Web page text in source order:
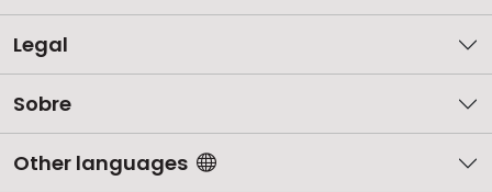
Legal
Sobre
Other languages